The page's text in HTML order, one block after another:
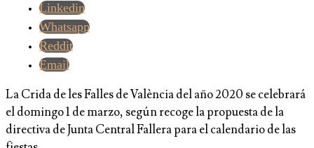
Linkedin
Whatsapp
Reddit
Email
La Crida de les Falles de València del año 2020 se celebrará
el domingo 1 de marzo, según recoge la propuesta de la
directiva de Junta Central Fallera para el calendario de las